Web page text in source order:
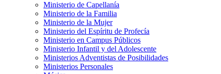
Ministerio de Capellanía
Ministerio de la Familia
Ministerio de la Mujer
Ministerio del Espíritu de Profecía
Ministerio en Campus Públicos
Ministerio Infantil y del Adolescente
Ministerios Adventistas de Posibilidades
Ministerios Personales